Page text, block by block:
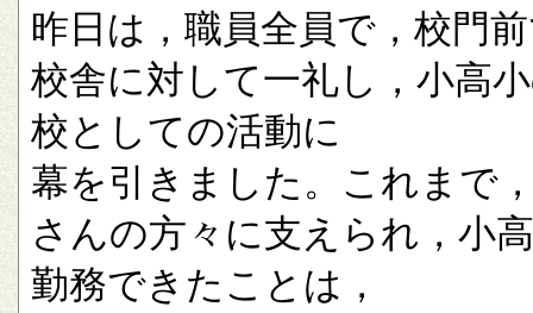
昨日は，職員全員で，校門
校舎に対して一礼し，小高
校としての活動に
幕を引きました。これまで
さんの方々に支えられ，小
勤務できたことは，